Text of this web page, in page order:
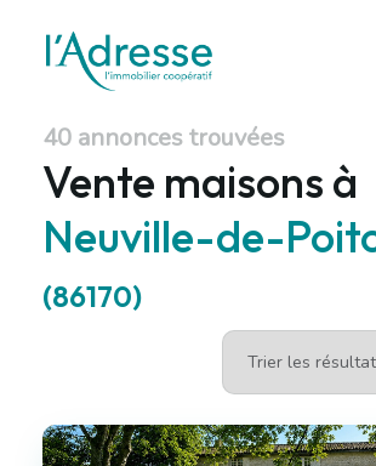
40 annonces trouvées
Vente maisons à
Neuville-de-
(86170)